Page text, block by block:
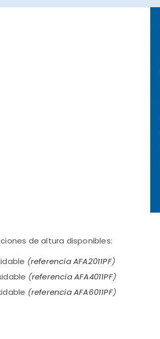
de altura disponibles:
(referencia AFA2011PF)
(referencia AFA4011PF)
(referencia AFA6011PF)